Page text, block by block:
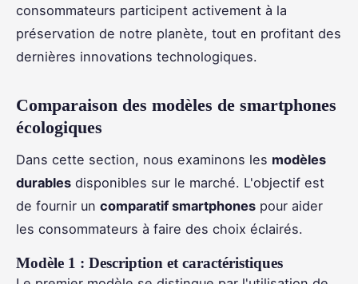
consommateurs participent activement à la
préservation de notre planète, tout en profitant des
dernières innovations technologiques.
Comparaison des modèles de smartphones
écologiques
Dans cette section, nous examinons les modèles
durables disponibles sur le marché. L'objectif est
de fournir un comparatif smartphones pour aider
les consommateurs à faire des choix éclairés.
Modèle 1 : Description et caractéristiques